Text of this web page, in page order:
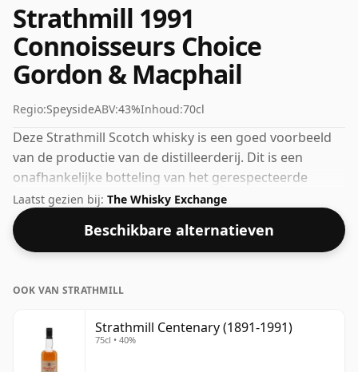
Strathmill 1991
Connoisseurs Choice
Gordon & Macphail
Regio:SpeysideABV:43%Inhoud:70cl
Deze Strathmill Scotch whisky is een goed voorbeeld
van de productie van de distilleerderij. Dit is een
onafhankelijke botteling van het gerespecteerde
whiskybedrijf Gordon & Macphail. Wordt geleverd in
een gewone fles van 70 cl en wordt gebotteld op een
gezond alcoholpercentage van 43%.
Laatst gezien bij: The Whisky Exchange
Beschikbare alternatieven
OOK VAN STRATHMILL
Strathmill Centenary (1891-1991)
75cl • 40%